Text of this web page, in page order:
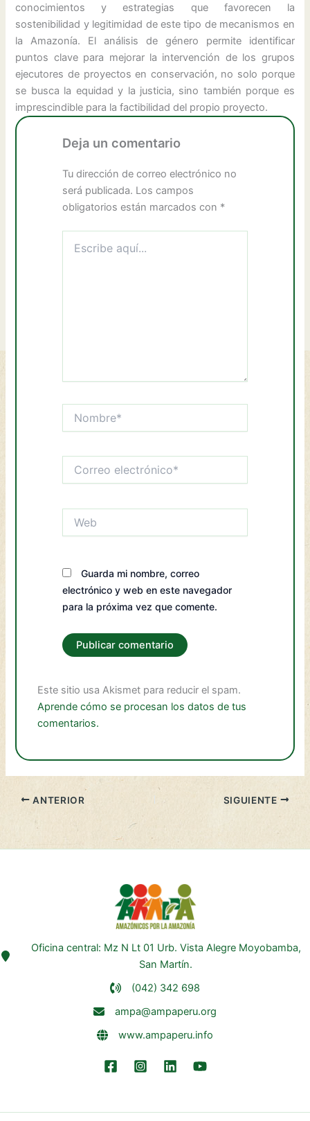
conocimientos y estrategias que favorecen la
sostenibilidad y legitimidad de este tipo de mecanismos en
la Amazonía. El análisis de género permite identificar
puntos clave para mejorar la intervención de los grupos
ejecutores de proyectos en conservación, no solo porque
se busca la equidad y la justicia, sino también porque es
imprescindible para la factibilidad del propio proyecto.
Deja un comentario
Tu dirección de correo electrónico no
será publicada. Los campos
obligatorios están marcados con *
aquí...
electrónico*
Guarda mi nombre, correo
electrónico y web en este navegador
para la próxima vez que comente.
Este sitio usa Akismet para reducir el spam.
Aprende cómo se procesan los datos de tus
comentarios.
ANTERIOR SIGUIENTE
Oficina central: Mz N Lt 01 Urb. Vista Alegre Moyobamba,
San Martín.
(042) 342 698
ampa@ampaperu.org
www.ampaperu.info